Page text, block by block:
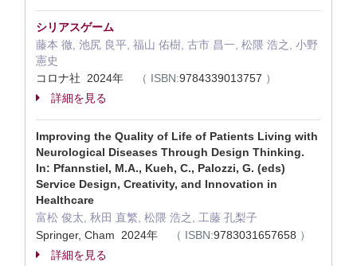
シリアスゲーム
藤本 徹, 池尻 良平, 福山 佑樹, 古市 昌一, 松隈 浩之, 小野
憲史
コロナ社 2024年
（ ISBN:9784339013757 ）
詳細を見る
Improving the Quality of Life of Patients Living with
Neurological Diseases Through Design Thinking.
In: Pfannstiel, M.A., Kueh, C., Palozzi, G. (eds)
Service Design, Creativity, and Innovation in
Healthcare
富松 俊太, 秋田 直繁, 松隈 浩之, 工藤 孔梨子
Springer, Cham 2024年
（ ISBN:9783031657658 ）
詳細を見る